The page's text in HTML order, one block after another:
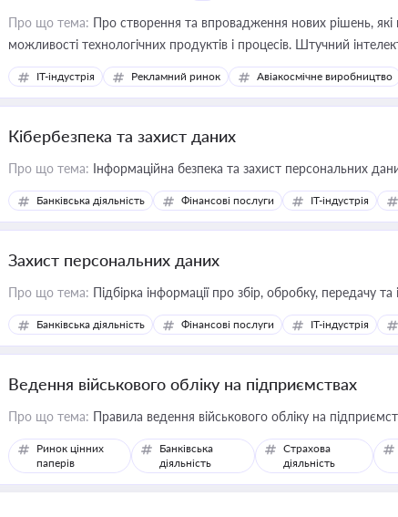
Про що тема: Про створення та впровадження нових рішень,
можливості технологічних продуктів і процесів. Штучний
IT-індустрія Рекламний ринок Авіакосмічне виробництво
Кібербезпека та захист даних
Про що тема: Інформаційна безпека та захист персональних
Банківська діяльність Фінансові послуги IT-індустрія
Захист персональних даних
Про що тема: Підбірка інформації про збір, обробку, передачу
Банківська діяльність Фінансові послуги IT-індустрія
Ведення військового обліку на підприємствах
Про що тема: Правила ведення військового обліку на
Ринок цінних
паперів
Банківська
діяльність
Страхова
діяльність